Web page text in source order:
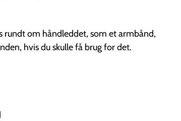
rundt om håndleddet, som et armbånd,
hvis du skulle få brug for det.